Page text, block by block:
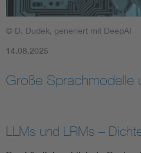
Mobility
Microelectronics
© D. Dudek, generiert mit DeepAI
14.08.2025
Große Sprachmodelle
LLMs und LRMs –